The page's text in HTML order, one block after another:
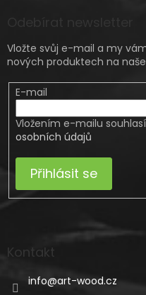
Vložte svůj e-mail a my
nových produktech na
E-mail
Vložením e-mailu
osobních údajů
Přihlásit se
Kontakt
info@art-wood.cz